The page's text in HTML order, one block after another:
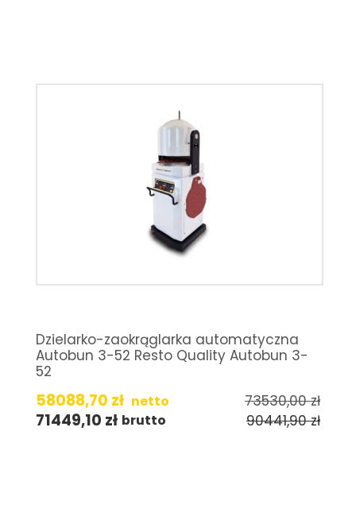
Dzielarko-zaokrąglarka automatyczna
Autobun 3-52 Resto Quality Autobun 3-
52
58088,70 zł netto 73530,00zł
71449,10 zł brutto 90441,90zł